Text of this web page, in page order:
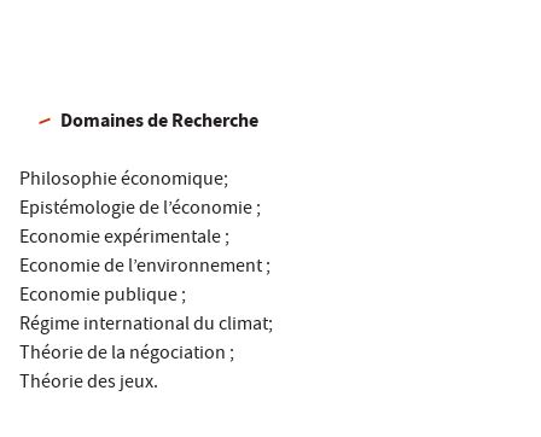
Domaines de Recherche
Philosophie économique;
Epistémologie de l’économie ;
Economie expérimentale ;
Economie de l’environnement ;
Economie publique ;
Régime international du climat;
Théorie de la négociation ;
Théorie des jeux.